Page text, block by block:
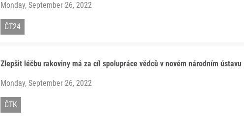
Monday, September 26, 2022
ČT24
Zlepšit léčbu rakoviny má za cíl spolupráce vědců v novém národním ústavu
Monday, September 26, 2022
ČTK